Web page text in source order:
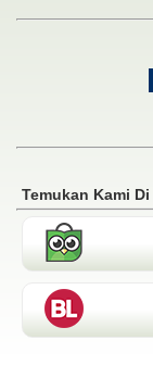
Temukan Kami Di